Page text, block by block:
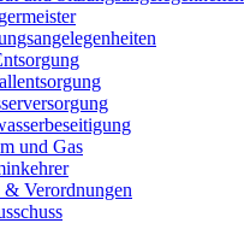
und Gas
& Verordnungen